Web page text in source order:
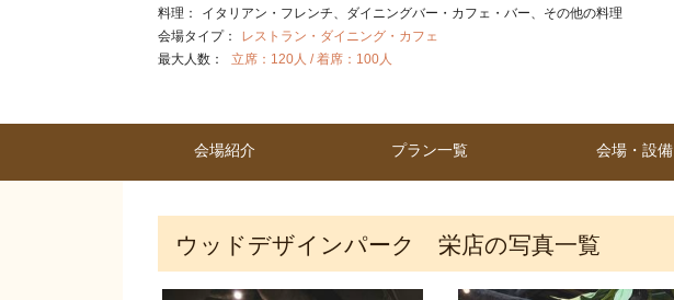
料理：
イタリアン・フレンチ ダイニングバー・カフェ・バー
その他の料理
会場タイプ：
レストラン・ダイニング・カフェ
最大人数：
立席：120人 / 着席：100人
会場紹介 プラン一覧 会場・設備
ウッドデザインパーク 栄店の写真一覧